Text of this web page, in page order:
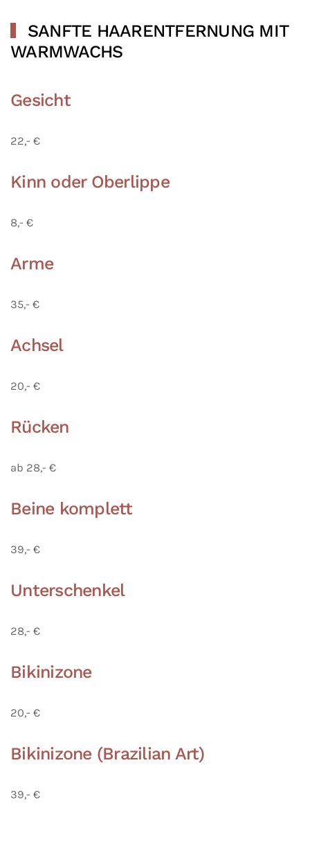
SANFTE HAARENTFERNUNG MIT
WARMWACHS
Gesicht
22,- €
Kinn oder Oberlippe
8,- €
Arme
35,- €
Achsel
20,- €
Rücken
ab 28,- €
Beine komplett
39,- €
Unterschenkel
28,- €
Bikinizone
20,- €
Bikinizone (Brazilian Art)
39,- €